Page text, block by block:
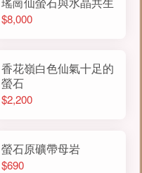
$8,000
香花嶺白色仙氣十足的
螢石
$2,200
螢石原礦帶母岩
$690